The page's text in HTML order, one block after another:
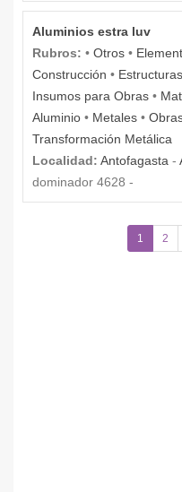
Aluminios estra luv
Rubros: • Otros •
Construcción • Estructuras
Insumos para Obras •
Aluminio • Metales •
Transformación Metálica
Localidad: Antofagasta -
dominador 4628 -
1 2